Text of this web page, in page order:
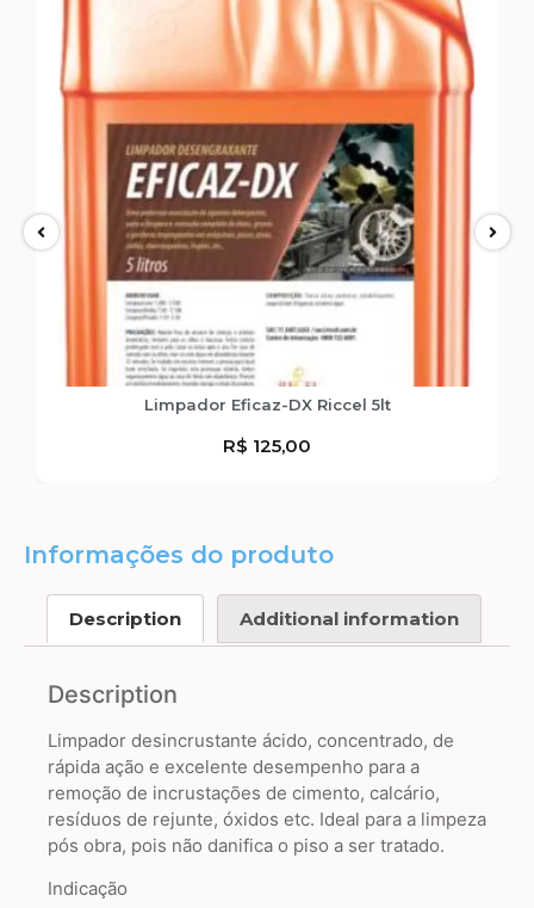
Limpador Eficaz-DX Riccel 5lt
R$ 125,00
Informações do produto
Description Additional information
Description
Limpador desincrustante ácido, concentrado, de
rápida ação e excelente desempenho para a
remoção de incrustações de cimento, calcário,
resíduos de rejunte, óxidos etc. Ideal para a limpeza
pós obra, pois não danifica o piso a ser tratado.
Indicação